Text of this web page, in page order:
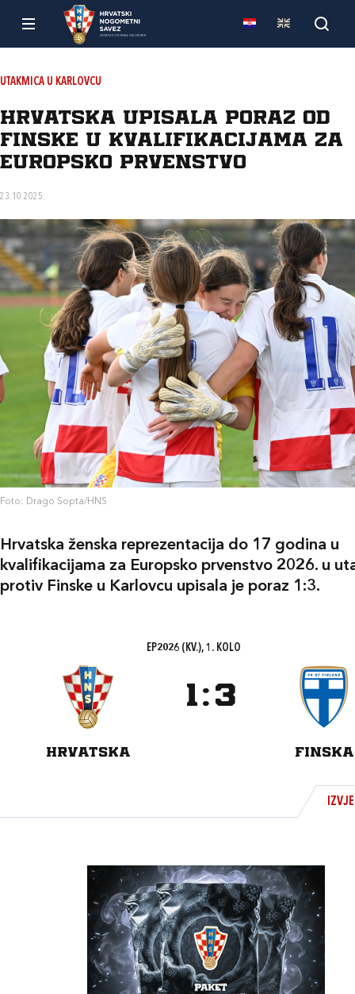
UTAKMICA U KARLOVCU
Hrvatska upisala poraz od
Finske u kvalifikacijama za
Europsko prvenstvo
23.10.2025.
Foto: Drago Sopta/HNS
Hrvatska ženska reprezentacija do 17 godina u
kvalifikacijama za Europsko prvenstvo 2026. u
protiv Finske u Karlovcu upisala je poraz 1:3.
EP2026 (KV.), 1. KOLO
HRVATSKA
1: 3
FINSKA